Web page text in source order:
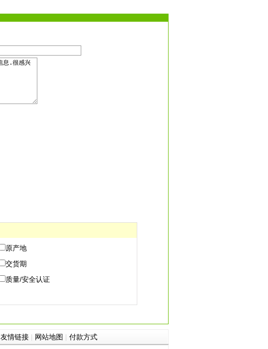
原产地
交货期
质量/安全认证
友情链接 | 网站地图 | 付款方式